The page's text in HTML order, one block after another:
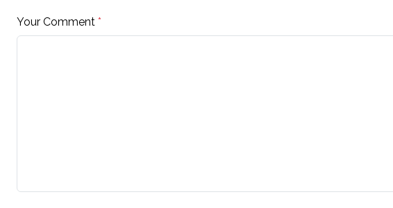
Your Comment *